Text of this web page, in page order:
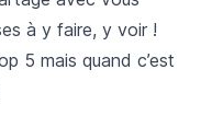
à y faire, y voir !
5 mais quand c’est